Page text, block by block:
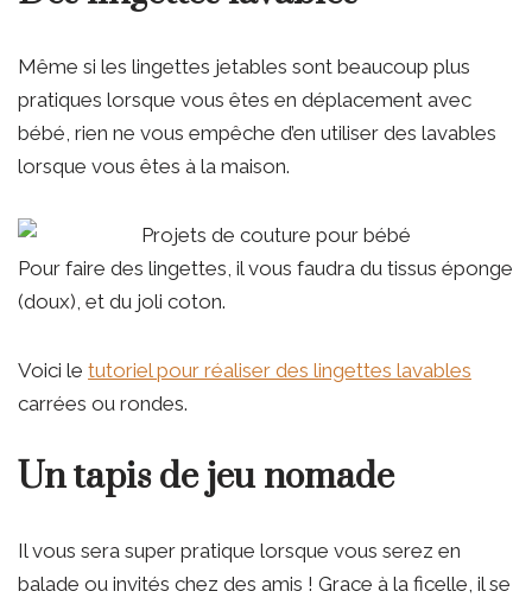
Même si les lingettes jetables sont beaucoup plus
pratiques lorsque vous êtes en déplacement avec
bébé, rien ne vous empêche d’en utiliser des lavables
lorsque vous êtes à la maison.
Pour faire des lingettes, il vous faudra du tissus éponge
(doux), et du joli coton.
Voici le tutoriel pour réaliser des lingettes lavables
carrées ou rondes.
Un tapis de jeu nomade
Il vous sera super pratique lorsque vous serez en
balade ou invités chez des amis ! Grace à la ficelle, il se